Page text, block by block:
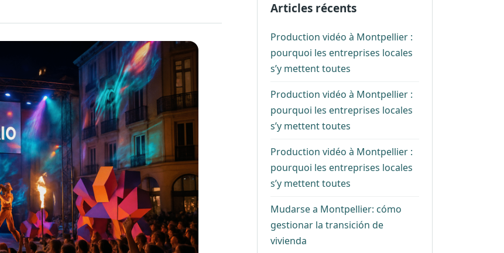
Articles récents
Production vidéo à Montpellier :
pourquoi les entreprises locales
s’y mettent toutes
Production vidéo à Montpellier :
pourquoi les entreprises locales
s’y mettent toutes
Production vidéo à Montpellier :
pourquoi les entreprises locales
s’y mettent toutes
Mudarse a Montpellier: cómo
gestionar la transición de
vivienda